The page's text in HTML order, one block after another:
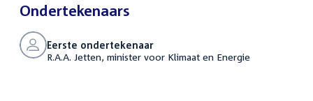
Ondertekenaars
Eerste ondertekenaar
R.A.A. Jetten, minister voor Klimaat en Energie